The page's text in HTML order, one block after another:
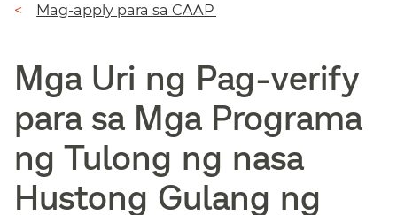
Breadcrumb​​
Mag-apply para sa CAAP​​
Mga Uri ng Pag-verify
para sa Mga Programa
ng Tulong ng nasa
Hustong Gulang ng